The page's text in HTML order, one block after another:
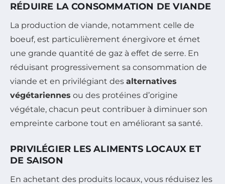
RÉDUIRE LA CONSOMMATION DE VIANDE
La production de viande, notamment celle de
boeuf, est particulièrement énergivore et émet
une grande quantité de gaz à effet de serre. En
réduisant progressivement sa consommation de
viande et en privilégiant des alternatives
végétariennes ou des protéines d’origine
végétale, chacun peut contribuer à diminuer son
empreinte carbone tout en améliorant sa santé.
PRIVILÉGIER LES ALIMENTS LOCAUX ET
DE SAISON
En achetant des produits locaux, vous réduisez les